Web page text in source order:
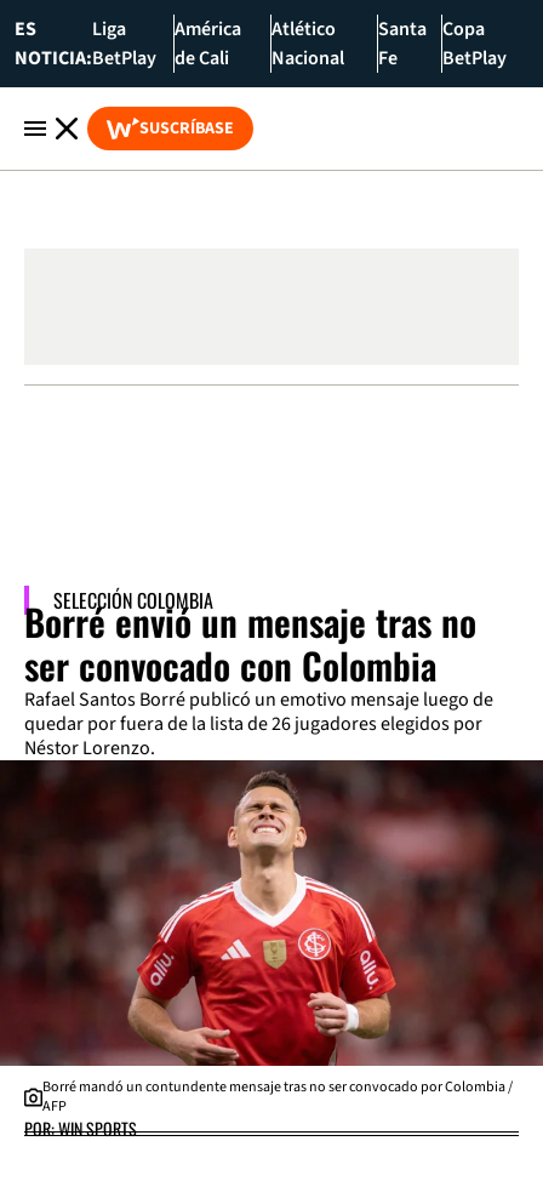
ES
NOTICIA:
Liga
BetPlay
América
de Cali
Atlético
Nacional
Santa
Fe
Copa
BetPlay
SUSCRÍBASE
SELECCIÓN COLOMBIA
Borré envió un mensaje tras no
ser convocado con Colombia
Rafael Santos Borré publicó un emotivo mensaje luego de
quedar por fuera de la lista de 26 jugadores elegidos por
Néstor Lorenzo.
Borré mandó un contundente mensaje tras no ser convocado por Colombia /
AFP
POR: WIN SPORTS